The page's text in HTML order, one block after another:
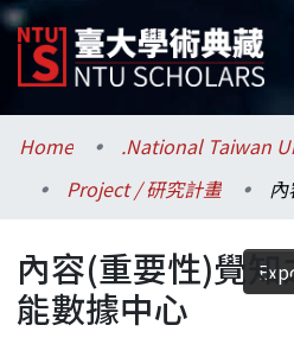
Communities & Collections
Research Outputs
Fundings & Projects
Researchers
Home
Project / 研究計畫
內容(重要性)覺知
能數據中心